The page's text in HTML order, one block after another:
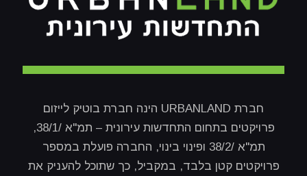
חברת URBANLAND הינה חברת בוטיק לייזום
פרויקטים בתחום התחדשות עירונית – תמ"א /38/1,
תמ"א /38/2 ופינוי בינוי, החברה פועלת במספר
פרויקטים קטן בלבד, במקביל, כך שתוכל להעניק את